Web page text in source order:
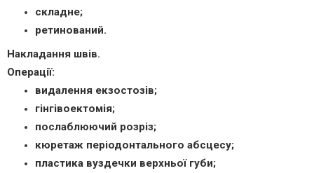
складне;
ретинований.
Накладання швів.
Операції:
видалення екзостозів;
гінгівоектомія;
послаблюючий розріз;
кюретаж періодонтального абсцесу;
пластика вуздечки верхньої губи;